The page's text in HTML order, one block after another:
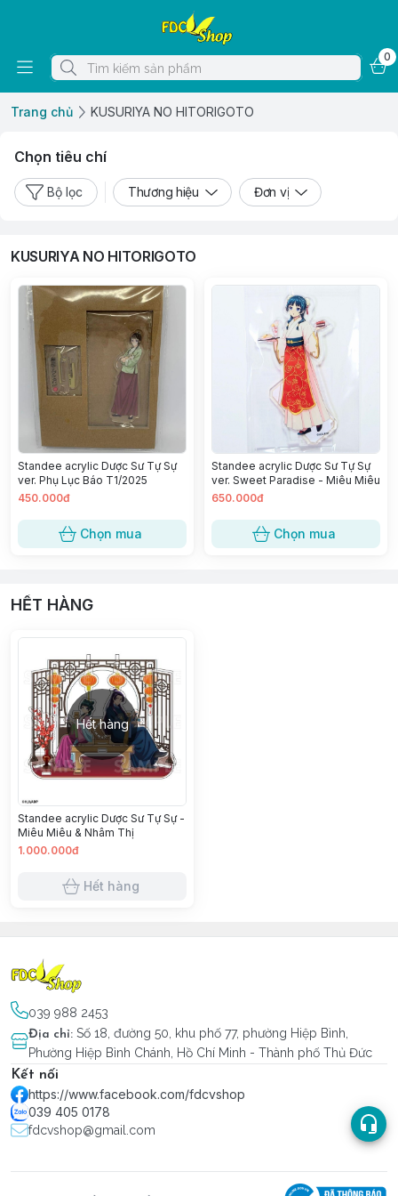
0
Trang chủ KUSURIYA NO HITORIGOTO
Chọn tiêu chí
Bộ lọc Thương hiệu Đơn vị
KUSURIYA NO HITORIGOTO
Standee acrylic Dược Sư Tự Sự
ver. Phụ Lục Báo T1/2025
450.000đ
Chọn mua
Standee acrylic Dược Sư Tự Sự
ver. Sweet Paradise - Miêu Miêu
650.000đ
Chọn mua
HẾT HÀNG
Hết hàng
Standee acrylic Dược Sư Tự Sự -
Miêu Miêu & Nhâm Thị
1.000.000đ
Hết hàng
039 988 2453
Địa chỉ: Số 18, đường 50, khu phố 77, phường Hiệp Bình,
Phường Hiệp Bình Chánh, Hồ Chí Minh - Thành phố Thủ Đức
Kết nối
https://www.facebook.com/fdcvshop
039 405 0178
fdcvshop@gmail.com